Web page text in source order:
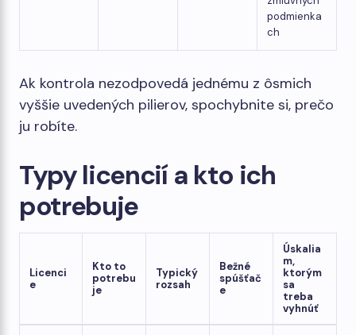
podmienka
ch
Ak kontrola nezodpovedá jednému z ôsmich
vyššie uvedených pilierov, spochybnite si, prečo
ju robíte.
Typy licencií a kto ich
potrebuje
Licenci
e
Kto to
potrebu
je
Typický
rozsah
Bežné
spúšťač
e
Úskalia
m,
ktorým
sa
treba
vyhnúť